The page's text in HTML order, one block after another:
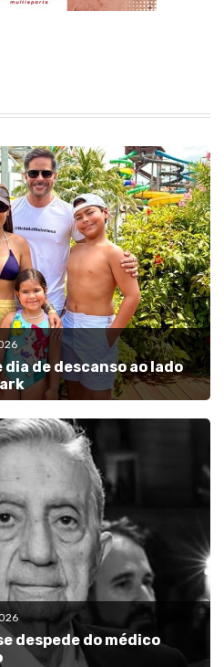
de descanso ao lado
despede do médico